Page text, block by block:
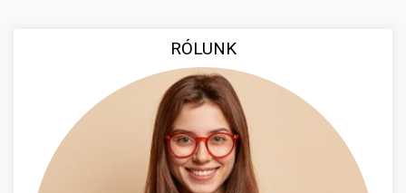
RÓLUNK